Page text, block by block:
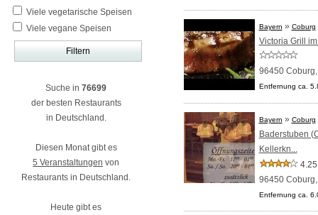
Viele vegetarische Speisen
Viele vegane Speisen
Suche in 76699
der besten Restaurants
in Deutschland.
Diesen Monat gibt es
5 Veranstaltungen von
Restaurants in Deutschland.
Heute gibt es
Bayern » Coburg
Victoria Grill
96450
Entfernung ca.
Bayern » Coburg
Baderstuben
Kellerkn...
96450
Entfernung ca.